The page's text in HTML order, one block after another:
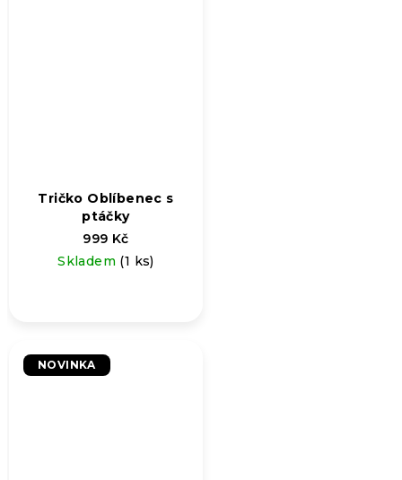
Tričko Oblíbenec s
ptáčky
999 Kč
Skladem (1 ks)
NOVINKA